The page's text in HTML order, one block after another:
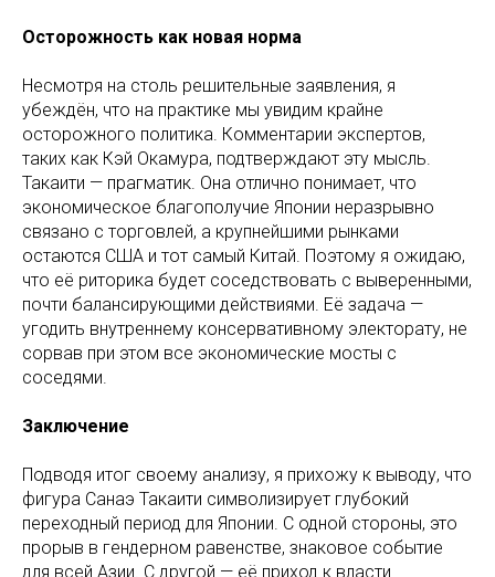
Осторожность как новая норма
Несмотря на столь решительные заявления, я
убеждён, что на практике мы увидим крайне
осторожного политика. Комментарии экспертов,
таких как Кэй Окамура, подтверждают эту мысль.
Такаити — прагматик. Она отлично понимает, что
экономическое благополучие Японии неразрывно
связано с торговлей, а крупнейшими рынками
остаются США и тот самый Китай. Поэтому я ожидаю,
что её риторика будет соседствовать с выверенными,
почти балансирующими действиями. Её задача —
угодить внутреннему консервативному электорату, не
сорвав при этом все экономические мосты с
соседями.
Заключение
Подводя итог своему анализу, я прихожу к выводу, что
фигура Санаэ Такаити символизирует глубокий
переходный период для Японии. С одной стороны, это
прорыв в гендерном равенстве, знаковое событие
для всей Азии. С другой — её приход к власти